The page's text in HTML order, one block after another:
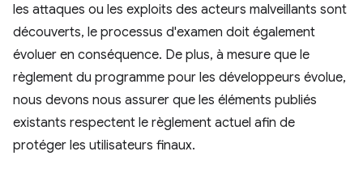
les attaques ou les exploits des acteurs malveillants sont
découverts, le processus d'examen doit également
évoluer en conséquence. De plus, à mesure que le
règlement du programme pour les développeurs évolue,
nous devons nous assurer que les éléments publiés
existants respectent le règlement actuel afin de
protéger les utilisateurs finaux.